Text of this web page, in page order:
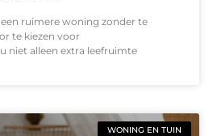
ruimere woning zonder te
te kiezen voor
niet alleen extra leefruimte
WONING EN TUIN